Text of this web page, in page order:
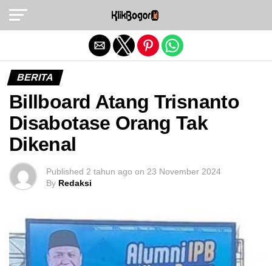
BERITA
Billboard Atang Trisnanto
Disabotase Orang Tak
Dikenal
Published 2 tahun ago on 23 November 2024
By Redaksi
Exit mobile version